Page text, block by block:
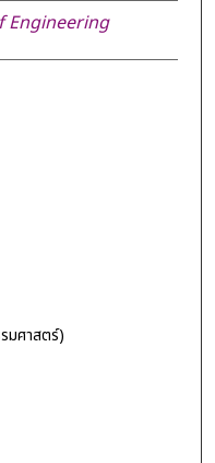
Engineering
มศาสตร์)